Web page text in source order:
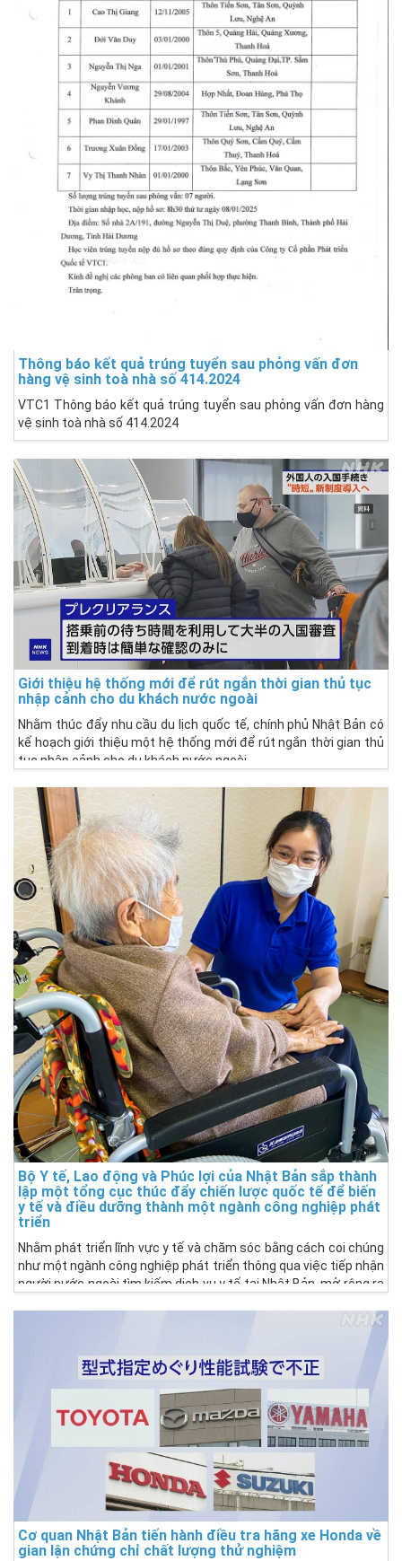
Thông báo kết quả trúng tuyển sau phỏng vấn đơn
hàng vệ sinh toà nhà số 414.2024
VTC1 Thông báo kết quả trúng tuyển sau phỏng vấn đơn hàng
vệ sinh toà nhà số 414.2024
Giới thiệu hệ thống mới để rút ngắn thời gian thủ tục
nhập cảnh cho du khách nước ngoài
Nhằm thúc đẩy nhu cầu du lịch quốc tế, chính phủ Nhật Bản có
kế hoạch giới thiệu một hệ thống mới để rút ngắn thời gian thủ
tục nhập cảnh cho du khách nước ngoài.
Bộ Y tế, Lao động và Phúc lợi của Nhật Bản sắp thành
lập một tổng cục thúc đẩy chiến lược quốc tế để biến
y tế và điều dưỡng thành một ngành công nghiệp phát
triển
Nhằm phát triển lĩnh vực y tế và chăm sóc bằng cách coi chúng
như một ngành công nghiệp phát triển thông qua việc tiếp nhận
người nước ngoài tìm kiếm dịch vụ y tế tại Nhật Bản, mở rộng ra
Phúc lợi của Nhật Bản sắp thành lập một tổng cục thúc đẩy
Cơ quan Nhật Bản tiến hành điều tra hãng xe Honda về
gian lận chứng chỉ chất lượng thử nghiệm